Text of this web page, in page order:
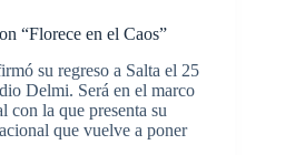
“Florece en el Caos”
su regreso a Salta el 25
Delmi. Será en el marco
con la que presenta su
que vuelve a poner